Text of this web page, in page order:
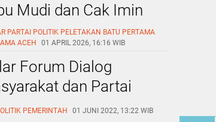
Mudi dan Cak Imin
PARTAI POLITIK PELETAKAN BATU PERTAMA
ACEH 01 APRIL 2026, 16:16 WIB
Forum Dialog
dan Partai
PEMERINTAH 01 JUNI 2022, 13:22 WIB